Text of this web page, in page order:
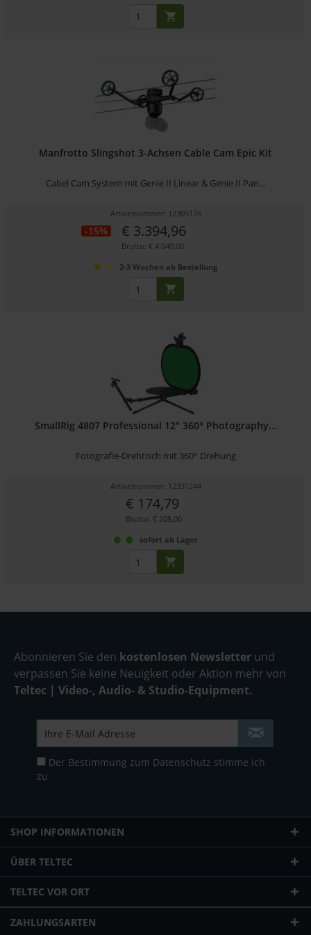
Manfrotto Slingshot 3-Achsen Cable Cam Epic Kit
Cabel Cam System mit Genie II Linear & Genie II Pan...
Artikelnummer: 12305176
-15% € 3.394,96
Brutto: € 4.040,00
2-3 Wochen ab Bestellung
SmallRig 4807 Professional 12" 360° Photography...
Fotografie-Drehtisch mit 360° Drehung
Artikelnummer: 12331244
€ 174,79
Brutto: € 208,00
sofort ab Lager
Abonnieren Sie den kostenlosen Newsletter und
verpassen Sie keine Neuigkeit oder Aktion mehr von
Teltec | Video-, Audio- & Studio-Equipment.
Der Bestimmung zum Datenschutz stimme ich
zu
SHOP INFORMATIONEN
ÜBER TELTEC
TELTEC VOR ORT
ZAHLUNGSARTEN